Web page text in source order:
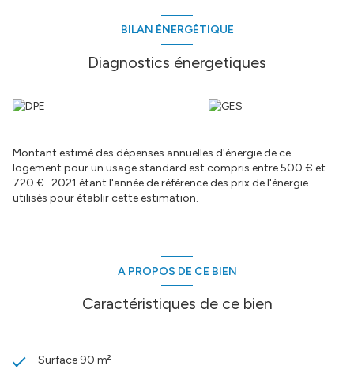
pour plus d'informations ou organiser une visite , contactez moi
Annonce proposée par un agent commercial
disponibles sur le site
BILAN ÉNERGÉTIQUE
Diagnostics énergetiques
Montant estimé des dépenses annuelles d'énergie de ce
logement pour un usage standard est compris entre 500 € et
720 € . 2021 étant l'année de référence des prix de l'énergie
utilisés pour établir cette estimation.
A PROPOS DE CE BIEN
Caractéristiques de ce bien
Surface 90 m²